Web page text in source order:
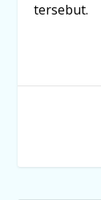
tersebut.